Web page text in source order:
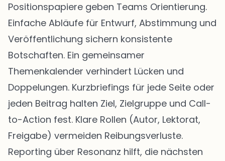
Positionspapiere geben Teams Orientierung.
Einfache Abläufe für Entwurf, Abstimmung und
Veröffentlichung sichern konsistente
Botschaften. Ein gemeinsamer
Themenkalender verhindert Lücken und
Doppelungen. Kurzbriefings für jede Seite oder
jeden Beitrag halten Ziel, Zielgruppe und Call-
to-Action fest. Klare Rollen (Autor, Lektorat,
Freigabe) vermeiden Reibungsverluste.
Reporting über Resonanz hilft, die nächsten